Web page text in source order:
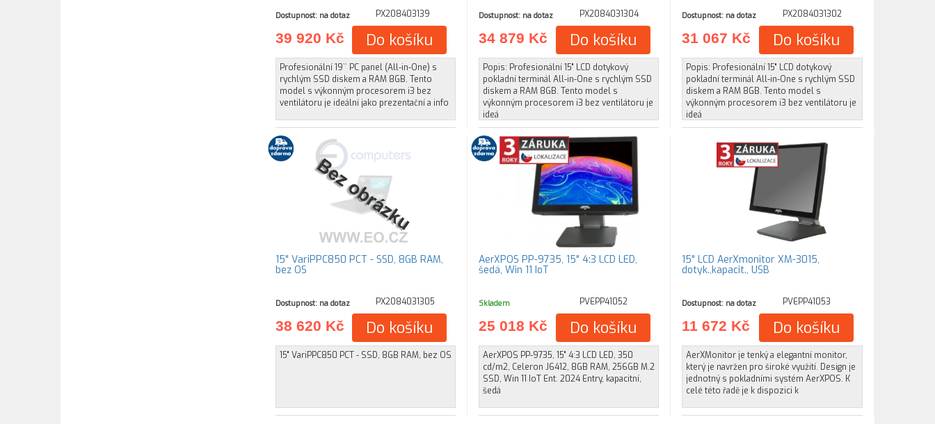
Dostupnost: na dotaz PX208403139
39 920 Kč Do košíku
Profesionální 19`` PC panel (All-in-One) s
rychlým SSD diskem a RAM 8GB. Tento
model s výkonným procesorem i3 bez
ventilátoru je ideální jako prezentační a info
Dostupnost: na dotaz PX2084031304
34 879 Kč Do košíku
Popis: Profesionální 15" LCD dotykový
pokladní terminál All-in-One s rychlým SSD
diskem a RAM 8GB. Tento model s
výkonným procesorem i3 bez ventilátoru je
ideá
Dostupnost: na dotaz PX2084031302
31 067 Kč Do košíku
Popis: Profesionální 15" LCD dotykový
pokladní terminál All-in-One s rychlým SSD
diskem a RAM 8GB. Tento model s
výkonným procesorem i3 bez ventilátoru je
ideá
15" VariPPC850 PCT - SSD, 8GB RAM,
bez OS
Dostupnost: na dotaz PX2084031305
38 620 Kč Do košíku
15" VariPPC850 PCT - SSD, 8GB RAM, bez OS
AerXPOS PP-9735, 15" 4:3 LCD LED,
šedá, Win 11 IoT
Skladem PVEPP41052
25 018 Kč Do košíku
AerXPOS PP-9735, 15" 4:3 LCD LED, 350
cd/m2, Celeron J6412, 8GB RAM, 256GB M.2
SSD, Win 11 IoT Ent. 2024 Entry, kapacitní,
šedá
15" LCD AerXmonitor XM-3015,
dotyk.,kapacit., USB
Dostupnost: na dotaz PVEPP41053
11 672 Kč Do košíku
AerXMonitor je tenký a elegantní monitor,
který je navržen pro široké využití. Design je
jednotný s pokladními systém AerXPOS. K
celé této řadě je k dispozici k